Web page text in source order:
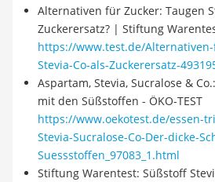
Alternativen für Zucker: Taugen
Zuckerersatz? | Stiftung
https://www.test.de/
Stevia-Co-als-Zuckerersatz-
Aspartam, Stevia, Sucralose &
mit den Süßstoffen - ÖKO-TEST
https://www.oekotest.de/essen-
Stevia-Sucralose-Co-Der-dicke-
Suessstoffen_97083_1.html
Stiftung Warentest: Süßstoff